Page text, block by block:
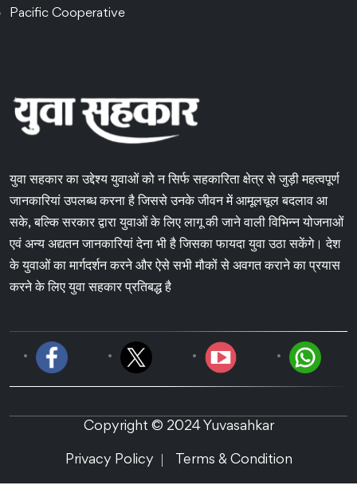
Pacific Cooperative
युवा सहकार का उद्देश्य युवाओं को न सिर्फ सहकारिता क्षेत्र से जुड़ी महत्वपूर्ण
जानकारियां उपलब्ध करना है जिससे उनके जीवन में आमूलचूल बदलाव आ
सके, बल्कि सरकार द्वारा युवाओं के लिए लागू की जाने वाली विभिन्न योजनाओं
एवं अन्य अद्यतन जानकारियां देना भी है जिसका फायदा युवा उठा सकेंगे। देश
के युवाओं का मार्गदर्शन करने और ऐसे सभी मौकों से अवगत कराने का प्रयास
करने के लिए युवा सहकार प्रतिबद्ध है
Copyright © 2024 Yuvasahkar
Privacy Policy Terms & Condition